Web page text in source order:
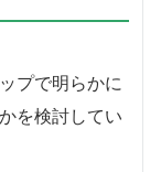
プで明らかに
を検討してい